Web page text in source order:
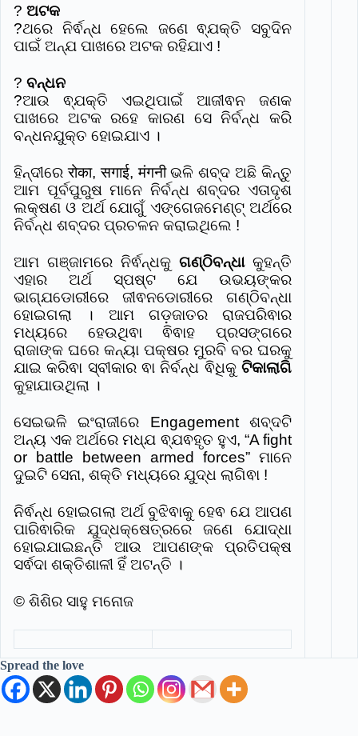
? ଅଟକ
?ଥରେ ନିର୍ଵନ୍ଧ ହେଲେ ଜଣେ ଵ୍ଯକ୍ତି ସବୁଦିନ
ପାଇଁ ଅନ୍ଯ ପାଖରେ ଅଟକ ରହିଯାଏ !
? ବନ୍ଧନ
?ଆଉ ଵ୍ଯକ୍ତି ଏଇଥିପାଇଁ ଆଜୀଵନ ଜଣକ
ପାଖରେ ଅଟକ ରହେ କାରଣ ସେ ନିର୍ବନ୍ଧ କରି
ବନ୍ଧନଯୁକ୍ତ ହୋଇଯାଏ ।
ହିନ୍ଦୀରେ रोका, सगाई, मंगनी ଭଳି ଶବ୍ଦ ଅଛି କିନ୍ତୁ
ଆମ ପୂର୍ବପୁରୁଷ ମାନେ ନିର୍ବନ୍ଧ ଶବ୍ଦର ଏତାଦୃଶ
ଲକ୍ଷଣ ଓ ଅର୍ଥ ଯୋଗୁଁ ଏଙ୍ଗେଜମେଣ୍ଟ୍ ଅର୍ଥରେ
ନିର୍ବନ୍ଧ ଶବ୍ଦର ପ୍ରଚଳନ କରାଇଥିଲେ !
ଆମ ଗଞ୍ଜାମରେ ନିର୍ଵନ୍ଧକୁ ଗଣ୍ଠିବନ୍ଧାକୁହନ୍ତି
ଏହାର ଅର୍ଥ ସ୍ପଷ୍ଟ ଯେ ଉଭୟଙ୍କର
ଭାଗ୍ଯଡୋରୀରେ ଜୀଵନଡୋରୀରେ ଗଣ୍ଠିବନ୍ଧା
ହୋଇଗଲା । ଆମ ଗଡ଼ଜାତର ରାଜପରିଵାର
ମଧ୍ୟରେ ହେଉଥିଵା ଵିଵାହ ପ୍ରସଙ୍ଗରେ
ରାଜାଙ୍କ ଘରେ କନ୍ୟା ପକ୍ଷର ମୁରବି ବର ଘରକୁ
ଯାଇ କରିଵା ସ୍ବୀକାର ଵା ନିର୍ବନ୍ଧ ଵିଧିକୁ ଟିକାଲାଗି
କୁହାଯାଉଥିଲା ।
ସେଇଭଳି ଇଂରାଜୀରେ Engagement ଶବ୍ଦଟି
ଅନ୍ୟ ଏକ ଅର୍ଥରେ ମଧ୍ଯ ଵ୍ଯଵହୃତ ହୁଏ, “A fight
or battle between armed forces” ମାନେ
ଦୁଇଟି ସେନା, ଶକ୍ତି ମଧ୍ୟରେ ଯୁଦ୍ଧ ଲାଗିଵା !
ନିର୍ଵନ୍ଧ ହୋଇଗଲା ଅର୍ଥ ବୁଝିଵାକୁ ହେଵ ଯେ ଆପଣ
ପାରିଵାରିକ ଯୁଦ୍ଧକ୍ଷେତ୍ରରେ ଜଣେ ଯୋଦ୍ଧା
ହୋଇଯାଇଛନ୍ତି ଆଉ ଆପଣଙ୍କ ପ୍ରତିପକ୍ଷ
ସର୍ଵଦା ଶକ୍ତିଶାଳୀ ହିଁ ଅଟନ୍ତି ।
© ଶିଶିର ସାହୁ ମନୋଜ
Spread the love